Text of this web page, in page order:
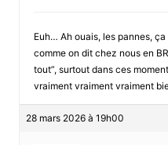
Euh… Ah ouais, les pannes,
comme on dit chez nous en
tout”, surtout dans ces
vraiment vraiment vraiment
28 mars 2026 à 19h00